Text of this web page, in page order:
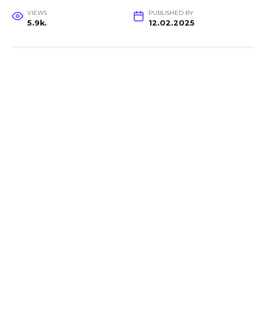
VIEWS
5.9k.
PUBLISHED BY
12.02.2025